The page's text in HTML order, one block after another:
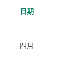
日期
四月